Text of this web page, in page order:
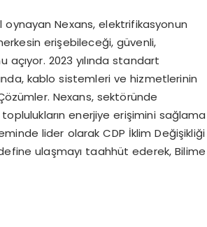
oynayan Nexans, elektrifikasyonun
erişebileceği, güvenli,
açıyor. 2023 yılında standart
kablo sistemleri ve hizmetlerinin
Nexans, sektöründe
enerjiye erişimini sağlama
lider olarak CDP İklim Değişikliği
ulaşmayı taahhüt ederek, Bilime